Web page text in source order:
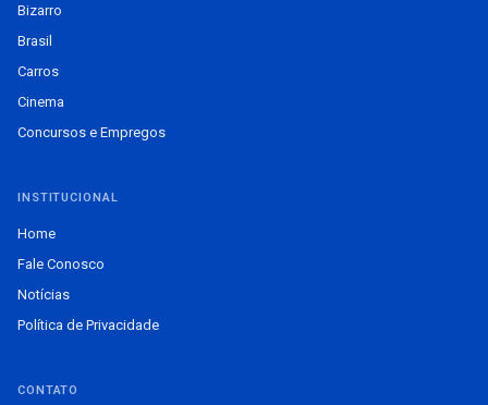
Bizarro
Brasil
Carros
Cinema
Concursos e Empregos
INSTITUCIONAL
Home
Fale Conosco
Notícias
Política de Privacidade
CONTATO